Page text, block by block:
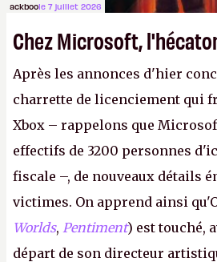
ackboole 7 juillet 2026
Chez Microsoft,
Après les annonces d'hier
charrette de licenciement qui
Xbox – rappelons que
effectifs de 3200 personnes
fiscale –, de nouveaux détails
victimes. On apprend ainsi
Worlds, Pentiment) est touché,
départ de son directeur